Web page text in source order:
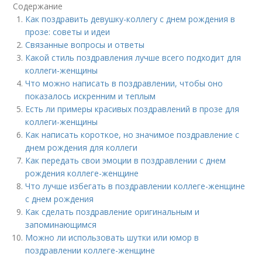
Содержание
Как поздравить девушку-коллегу с днем рождения в
прозе: советы и идеи
Связанные вопросы и ответы
Какой стиль поздравления лучше всего подходит для
коллеги-женщины
Что можно написать в поздравлении, чтобы оно
показалось искренним и теплым
Есть ли примеры красивых поздравлений в прозе для
коллеги-женщины
Как написать короткое, но значимое поздравление с
днем рождения для коллеги
Как передать свои эмоции в поздравлении с днем
рождения коллеге-женщине
Что лучше избегать в поздравлении коллеге-женщине
с днем рождения
Как сделать поздравление оригинальным и
запоминающимся
Можно ли использовать шутки или юмор в
поздравлении коллеге-женщине